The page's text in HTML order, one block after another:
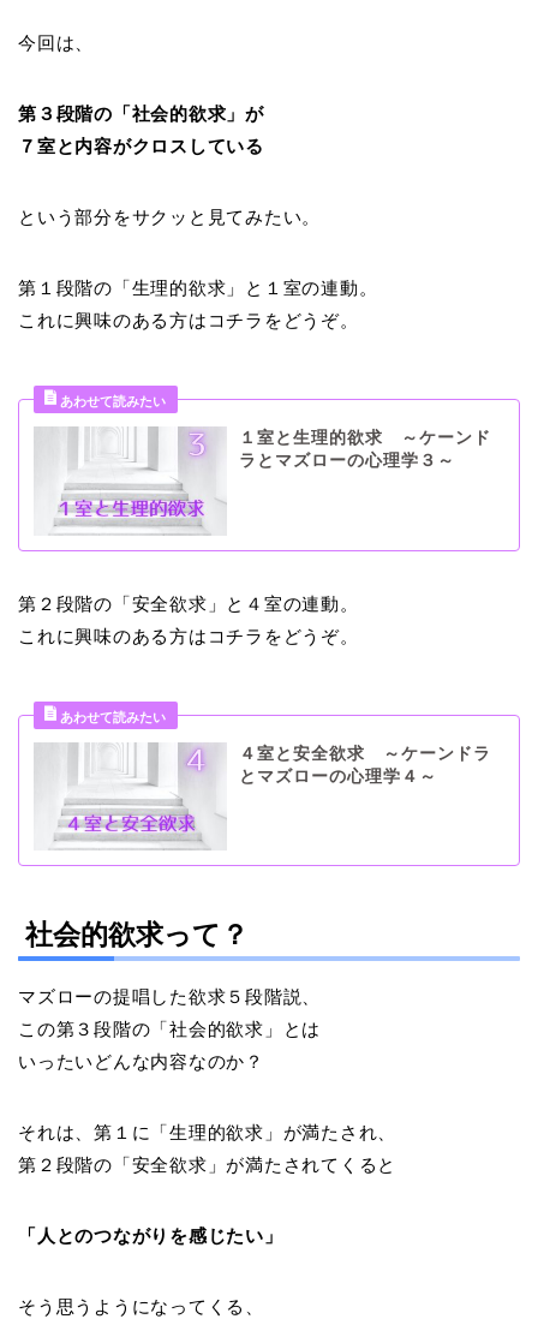
今回は、
第３段階の「社会的欲求」が
７室と内容がクロスしている
という部分をサクッと見てみたい。
第１段階の「生理的欲求」と１室の連動。
これに興味のある方はコチラをどうぞ。
１室と生理的欲求 ～ケーンド
ラとマズローの心理学３～
第２段階の「安全欲求」と４室の連動。
これに興味のある方はコチラをどうぞ。
４室と安全欲求 ～ケーンドラ
とマズローの心理学４～
社会的欲求って？
マズローの提唱した欲求５段階説、
この第３段階の「社会的欲求」とは
いったいどんな内容なのか？
それは、第１に「生理的欲求」が満たされ、
第２段階の「安全欲求」が満たされてくると
「人とのつながりを感じたい」
そう思うようになってくる、